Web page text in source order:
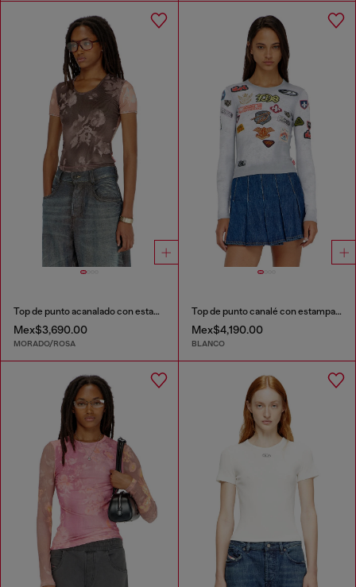
Top de punto acanalado con estampado floral
Mex$3,690.00
MORADO/ROSA
Top de punto canalé con estampado patch all-over
Mex$4,190.00
BLANCO